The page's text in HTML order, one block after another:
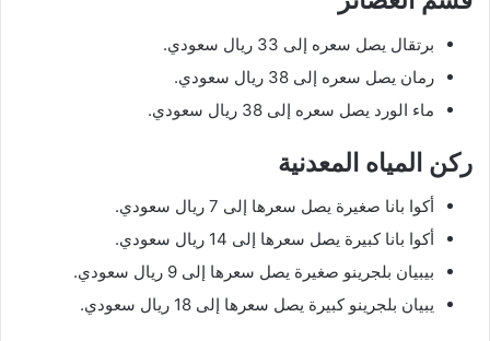
برتقال يصل سعره إلى 33 ريال سعودي.
رمان يصل سعره إلى 38 ريال سعودي.
ماء الورد يصل سعره إلى 38 ريال سعودي.
ركن المياه المعدنية
أكوا بانا صغيرة يصل سعرها إلى 7 ريال سعودي.
أكوا بانا كبيرة يصل سعرها إلى 14 ريال سعودي.
بيبيان بلجرينو صغيرة يصل سعرها إلى 9 ريال سعودي.
يبيان بلجرينو كبيرة يصل سعرها إلى 18 ريال سعودي.